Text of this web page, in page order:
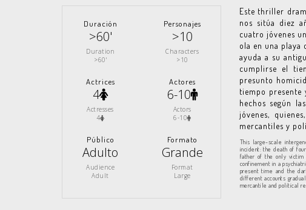
Duración
>60'
Duration
>60'
Personajes
>10
Characters
>10
Actrices
4
Actresses
4
Actores
6-10
Actors
6-10
Público
Adulto
Audience
Adult
Formato
Grande
Format
Large
Este thriller
nos sitúa diez
cuatro jóvenes
ola en una playa
ayuda a su
cumplirse el
presunto
tiempo presente
hechos según
jóvenes,
mercantiles y
This large-scale
incident: the death of
father of the only victim
confinement in a
present time and the
different accounts
mercantile and political